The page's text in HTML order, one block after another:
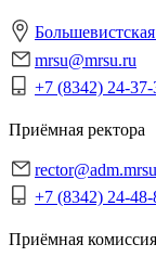
mrsu@mrsu.ru
+7 (8342) 24-37-
Приёмная ректора
+7 (8342) 24-48-
Приёмная комиссия